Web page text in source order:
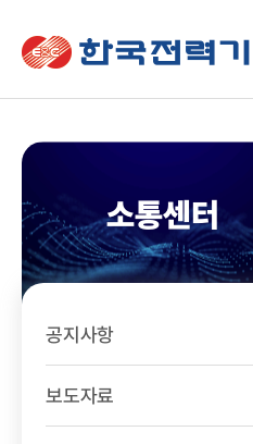
한국전력기술
소통센터
공지사항
보도자료